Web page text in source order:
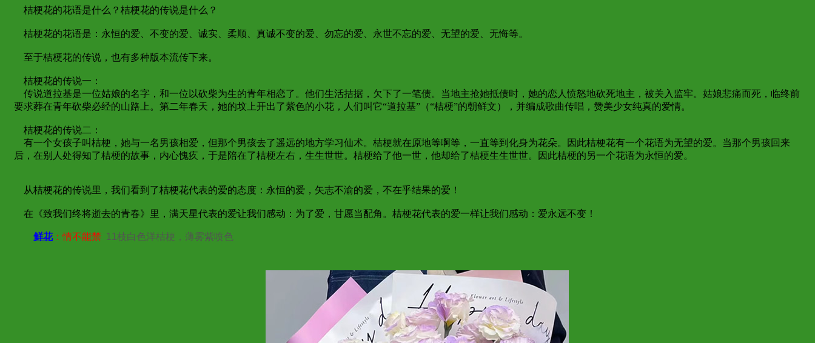
桔梗花的花语是什么？桔梗花的传说是什么？
桔梗花的花语是：永恒的爱、不变的爱、诚实、柔顺、真诚不变的爱、勿忘的爱、永世不忘的爱、无望的爱、无悔等。
至于桔梗花的传说，也有多种版本流传下来。
桔梗花的传说一：
传说道拉基是一位姑娘的名字，和一位以砍柴为生的青年相恋了。他们生活拮据，欠下了一笔债。当地主抢她抵债时，她的恋人愤怒地砍死地主，被关入监牢。姑娘悲痛而死，临终前
要求葬在青年砍柴必经的山路上。第二年春天，她的坟上开出了紫色的小花，人们叫它“道拉基”（“桔梗”的朝鲜文），并编成歌曲传唱，赞美少女纯真的爱情。
桔梗花的传说二：
有一个女孩子叫桔梗，她与一名男孩相爱，但那个男孩去了遥远的地方学习仙术。桔梗就在原地等啊等，一直等到化身为花朵。因此桔梗花有一个花语为无望的爱。当那个男孩回来
后，在别人处得知了桔梗的故事，内心愧疚，于是陪在了桔梗左右，生生世世。桔梗给了他一世，他却给了桔梗生生世世。因此桔梗的另一个花语为永恒的爱。
从桔梗花的传说里，我们看到了桔梗花代表的爱的态度：永恒的爱，矢志不渝的爱，不在乎结果的爱！
在《致我们终将逝去的青春》里，满天星代表的爱让我们感动：为了爱，甘愿当配角。桔梗花代表的爱一样让我们感动：爱永远不变！
鲜花：情不能禁 11枝白色洋桔梗，薄雾紫喷色